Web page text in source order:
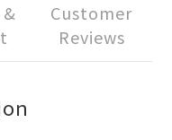
Customer
Reviews